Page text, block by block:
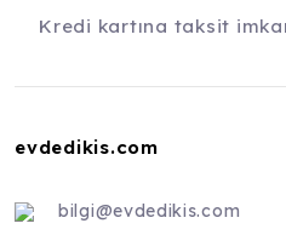
Kredi kartına taksit
evdedikis.com
bilgi@evdedikis.com